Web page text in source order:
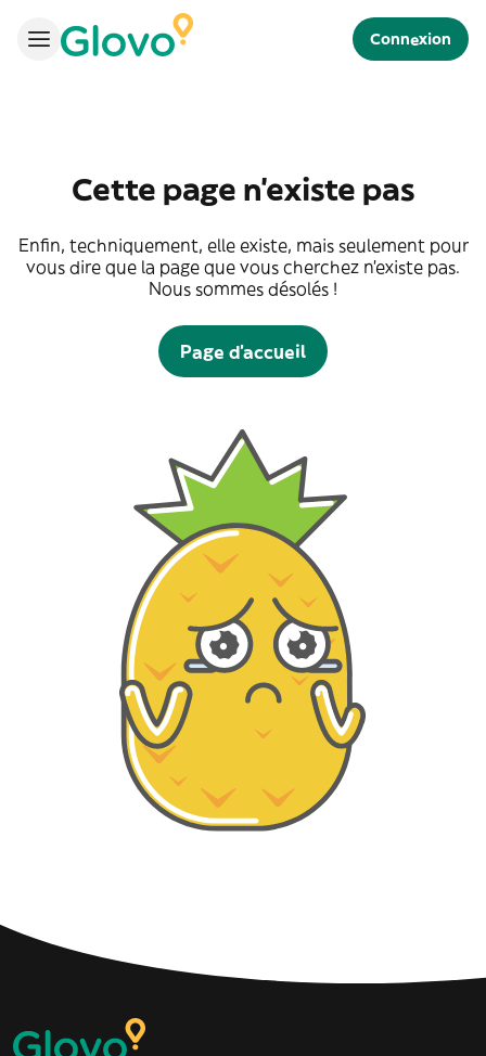
Connexion
Cette page n'existe pas
Enfin, techniquement, elle existe, mais seulement pour
vous dire que la page que vous cherchez n'existe pas.
Nous sommes désolés !
Page d'accueil